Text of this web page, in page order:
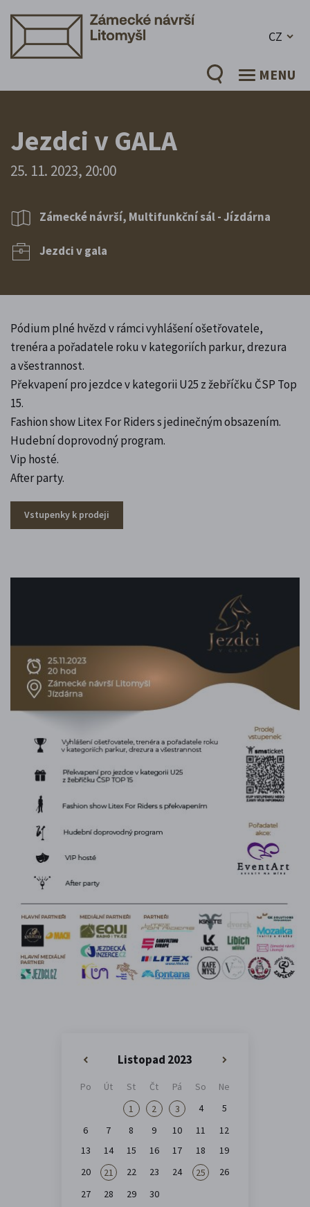
CZ
MENU
Jezdci v GALA
25. 11. 2023, 20:00
Zámecké návrší, Multifunkční sál - Jízdárna
Jezdci v gala
Pódium plné hvězd v rámci vyhlášení ošetřovatele,
trenéra a pořadatele roku v kategoriích parkur, drezura
a všestrannost.
Překvapení pro jezdce v kategorii U25 z žebříčku ČSP Top
15.
Fashion show Litex For Riders s jedinečným obsazením.
Hudební doprovodný program.
Vip hosté.
After party.
Vstupenky k prodeji
Listopad 2023
»
Po Út St Čt Pá So
Ne
1
2 3 4
5
6
7 8 9 10 11
12
13
14 15 16 17 18
19
20
21 22 23 24 25
26
27
28 29 30